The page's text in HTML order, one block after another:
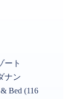
ート
ナン
Bed (116